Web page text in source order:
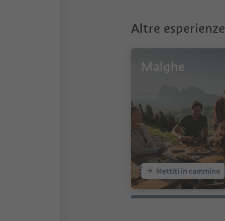
Altre esperienze
Malghe
Mettiti in cammino